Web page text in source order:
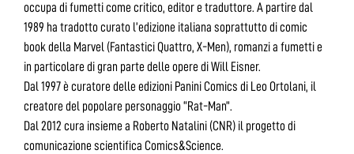
occupa di fumetti come critico, editor e traduttore. A partire dal
1989 ha tradotto curato l’edizione italiana soprattutto di comic
book della Marvel (Fantastici Quattro, X-Men), romanzi a fumetti e
in particolare di gran parte delle opere di Will Eisner.
Dal 1997 è curatore delle edizioni Panini Comics di Leo Ortolani, il
creatore del popolare personaggio “Rat-Man”.
Dal 2012 cura insieme a Roberto Natalini (CNR) il progetto di
comunicazione scientifica Comics&Science.